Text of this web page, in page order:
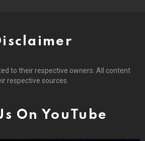
to their respective owners. All content
respective sources.
On YouTube